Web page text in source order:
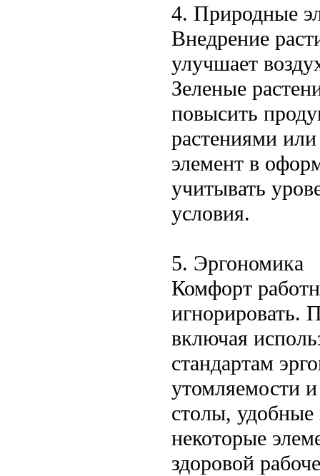
4. Природные
Внедрение
улучшает
Зеленые
повысить
растениями
элемент в
учитывать
условия.
5. Эргономика
Комфорт
игнорировать.
включая
стандартам
утомляемости
столы,
некоторые
здоровой